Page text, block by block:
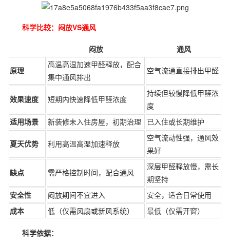
科学比较：闷放VS通风
闷放 通风
原理
高温高湿加速甲醛释放，配合
集中通风排出
空气流通直接排出甲醛
效果速度 短期内快速降低甲醛浓度
持续但较慢降低甲醛浓
度
适用场景
新装修未入住房屋，初期治理 已入住或长期维护
夏天优势 利用高温高湿加速释放
空气流动性强，通风效
果好
缺点 需严格控制时间，配合通风
深层甲醛释放慢，需长
期坚持
安全性
闷放期间不宜进入
安全，适合日常使用
成本
低（仅需风扇或新风系统） 最低（仅需开窗）
科学依据：